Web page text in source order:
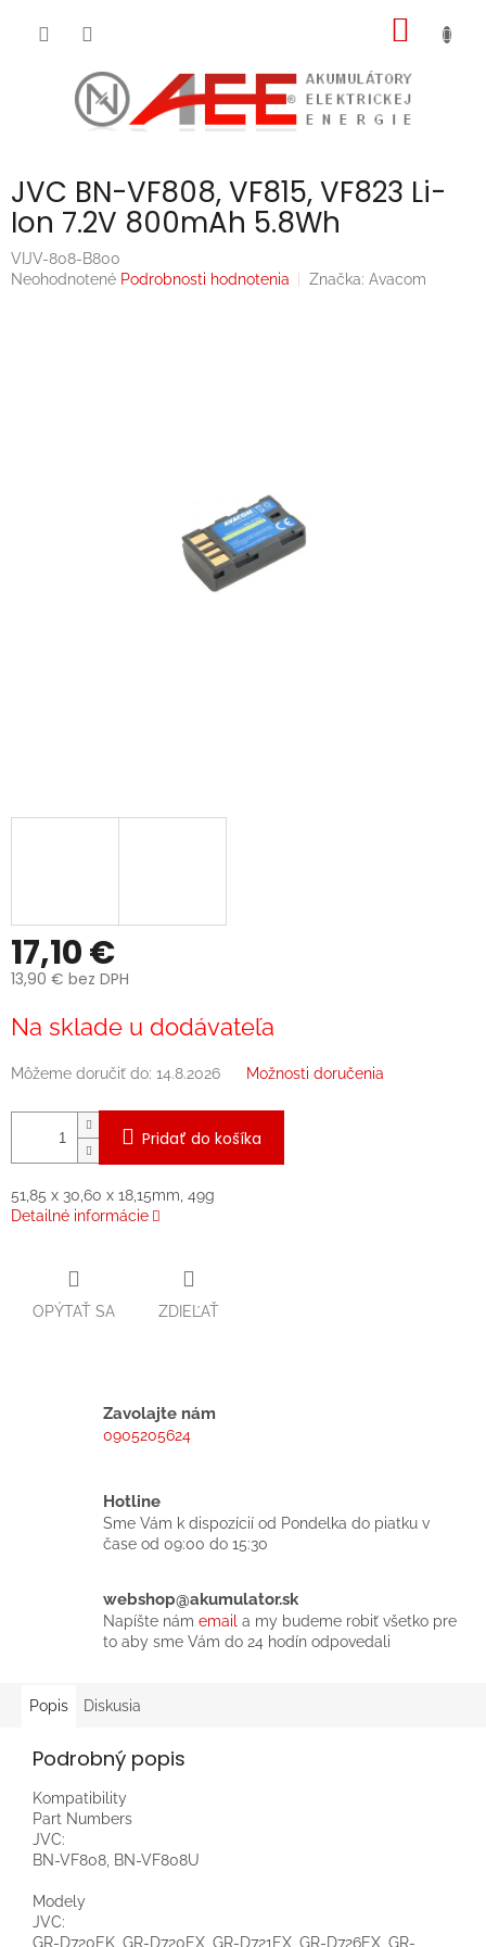
JVC BN-VF808, VF815, VF823 Li-
Ion 7.2V 800mAh 5.8Wh
VIJV-808-B800
Priemerné
Neohodnotené Podrobnosti hodnotenia Značka: Avacom
17,10 €
13,90 € bez DPH
cena:
Na sklade u dodávateľa
Môžeme doručiť do: 14.8.2026 Možnosti doručenia
Pridať do košíka
51,85 x 30,60 x 18,15mm, 49g
Detailné informácie
OPÝTAŤ SA ZDIEĽAŤ
Zavolajte nám
0905205624
Hotline
Sme Vám k dispozícií od Pondelka do piatku v
čase od 09:00 do 15:30
webshop@akumulator.sk
Napíšte nám email a my budeme robiť všetko pre
to aby sme Vám do 24 hodín odpovedali
Popis Diskusia
Podrobný popis
Kompatibility
Part Numbers
JVC:
BN-VF808, BN-VF808U
Modely
JVC:
GR-D720EK, GR-D720EX, GR-D721EX, GR-D726EX, GR-